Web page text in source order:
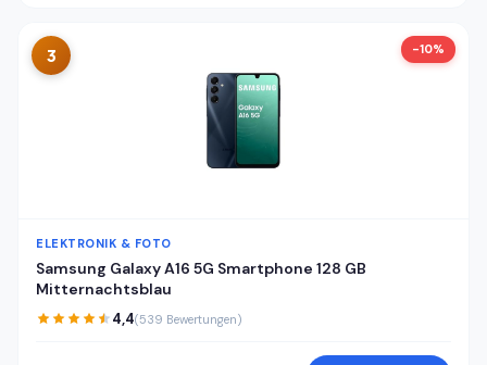
3 -10%
ELEKTRONIK & FOTO
Samsung Galaxy A16 5G Smartphone 128 GB
Mitternachtsblau
4,4(539 Bewertungen)